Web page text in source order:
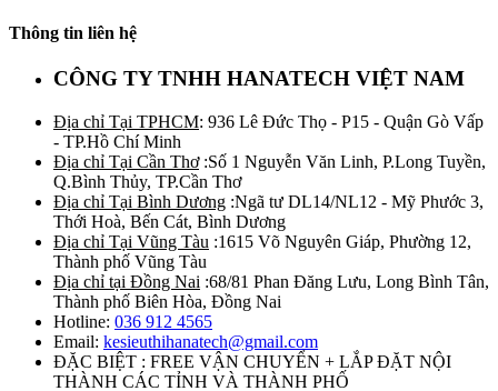
Thông tin liên hệ
CÔNG TY TNHH HANATECH VIỆT NAM
Địa chỉ Tại TPHCM: 936 Lê Đức Thọ - P15 - Quận Gò Vấp
- TP.Hồ Chí Minh
Địa chỉ Tại Cần Thơ:Số 1 Nguyễn Văn Linh, P.Long Tuyền,
Q.Bình Thủy, TP.Cần Thơ
Địa chỉ Tại Bình Dương :Ngã tư DL14/NL12 - Mỹ Phước 3,
Thới Hoà, Bến Cát, Bình Dương
Địa chỉ Tại Vũng Tàu :1615 Võ Nguyên Giáp, Phường 12,
Thành phố Vũng Tàu
Địa chỉ tại Đồng Nai :68/81 Phan Đăng Lưu, Long Bình Tân,
Thành phố Biên Hòa, Đồng Nai
Hotline: 036 912 4565
Email: kesieuthihanatech@gmail.com
ĐẶC BIỆT : FREE VẬN CHUYỂN + LẮP ĐẶT NỘI
THÀNH CÁC TỈNH VÀ THÀNH PHỐ